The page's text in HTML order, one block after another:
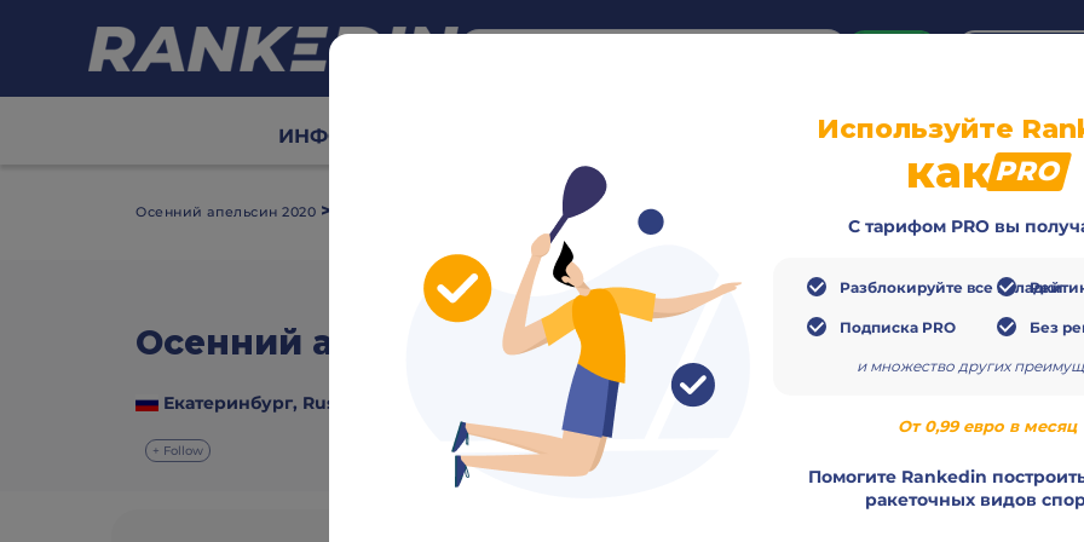
ИНФО Матчи Игроки
Осенний апельсин 2020 >
Осенний апельсин 2020 video
Екатеринбург, Russia
+ Follow
Используйте
какPRO
С тарифом PRO вы
Разблокируйте все вкладки
Подписка PRO Без
и множество других
От 0,99 евро в месяц
Помогите Rankedin
ракеточных видов